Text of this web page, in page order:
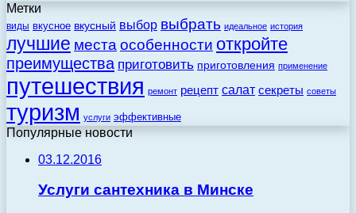
Метки
виды вкусное вкусный выбор выбрать идеальное история
лучшие места особенности откройте
преимущества приготовить приготовления применение
путешествия ремонт рецепт салат секреты советы
туризм услуги эффективные
Популярные новости
03.12.2016
Услуги сантехника в Минске